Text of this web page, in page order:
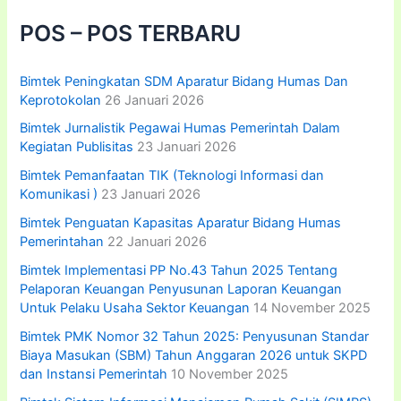
Asn
Berdasarkan
RB
No
6
Thn
2022
Berbasis
Aplikasi
E-
t
u
:
POS – POS TERBARU
Bimtek Peningkatan SDM Aparatur Bidang Humas Dan
Keprotokolan 26 Januari 2026
Bimtek Jurnalistik Pegawai Humas Pemerintah Dalam
Kegiatan Publisitas 23 Januari 2026
Bimtek Pemanfaatan TIK (Teknologi Informasi dan
Komunikasi ) 23 Januari 2026
Bimtek Penguatan Kapasitas Aparatur Bidang Humas
Pemerintahan 22 Januari 2026
Bimtek Implementasi PP No.43 Tahun 2025 Tentang
Pelaporan Keuangan Penyusunan Laporan Keuangan
Untuk Pelaku Usaha Sektor Keuangan 14 November 2025
Bimtek PMK Nomor 32 Tahun 2025: Penyusunan Standar
Biaya Masukan (SBM) Tahun Anggaran 2026 untuk SKPD
dan Instansi Pemerintah 10 November 2025